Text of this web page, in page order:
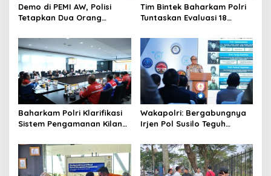
s
Demo di PEMI AW, Polisi
Tetapkan Dua Orang
Tim Bintek Baharkam Polri
Tuntaskan Evaluasi 18
Pertamina Jabar
Baharkam Polri Klarifikasi
Sistem Pengamanan Kilang
Wakapolri: Bergabungnya
Irjen Pol Susilo Teguh
Nasional Pusat Studi
Kepolisian